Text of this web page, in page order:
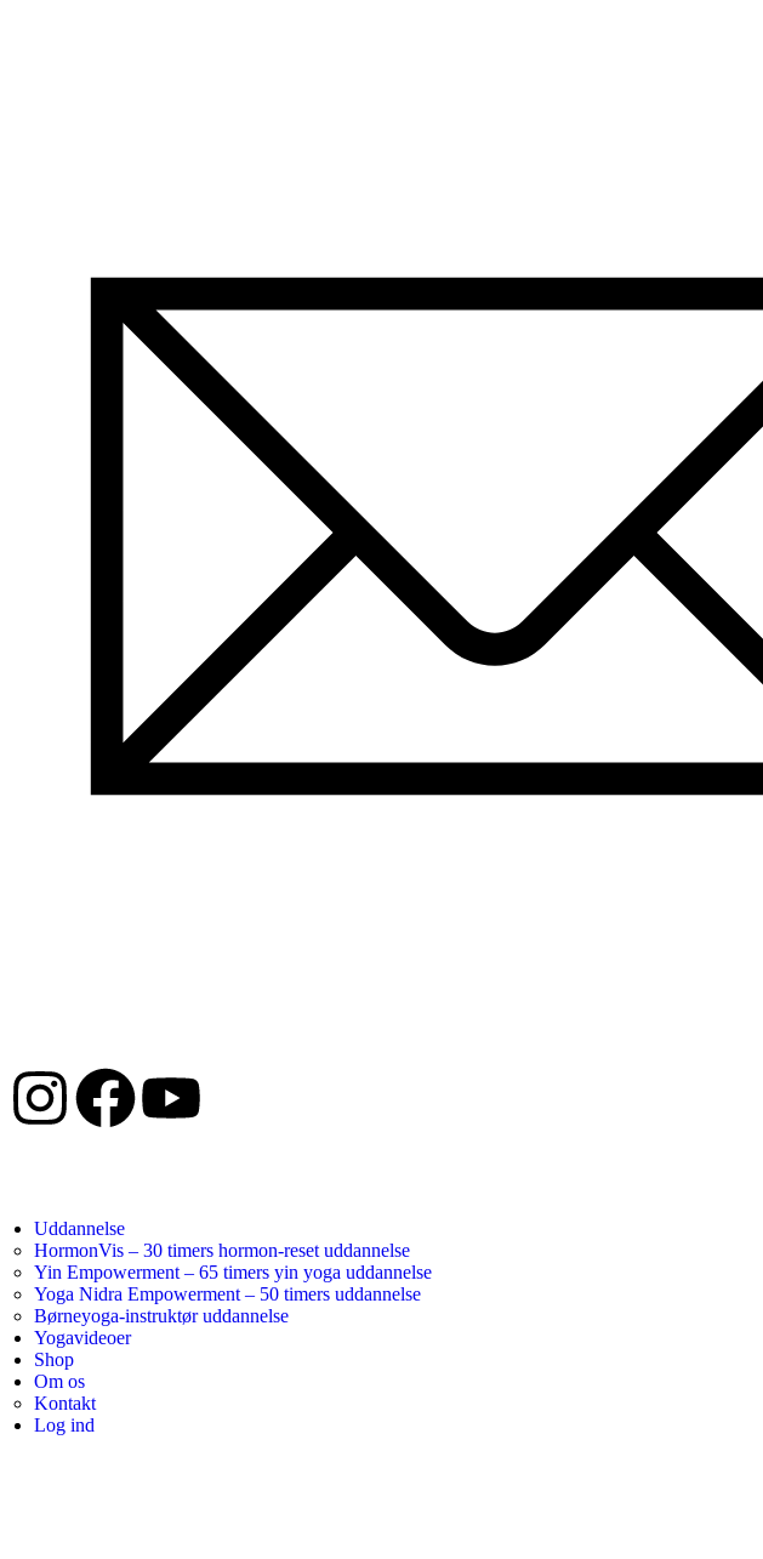
Uddannelse
HormonVis – 30 timers hormon-reset uddannelse
Yin Empowerment – 65 timers yin yoga uddannelse
Yoga Nidra Empowerment – 50 timers uddannelse
Børneyoga-instruktør uddannelse
Yogavideoer
Shop
Om os
Kontakt
Log ind